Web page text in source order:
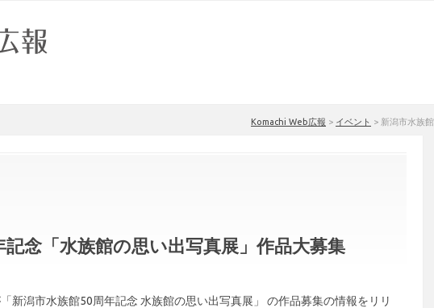
Komachi Web広報 > イベント > 新潟市水族
念「水族館の思い出写真展」作品大募集
新潟市⽔族館50周年記念 ⽔族館の思い出写真展」 の作品募集の情報をリリ